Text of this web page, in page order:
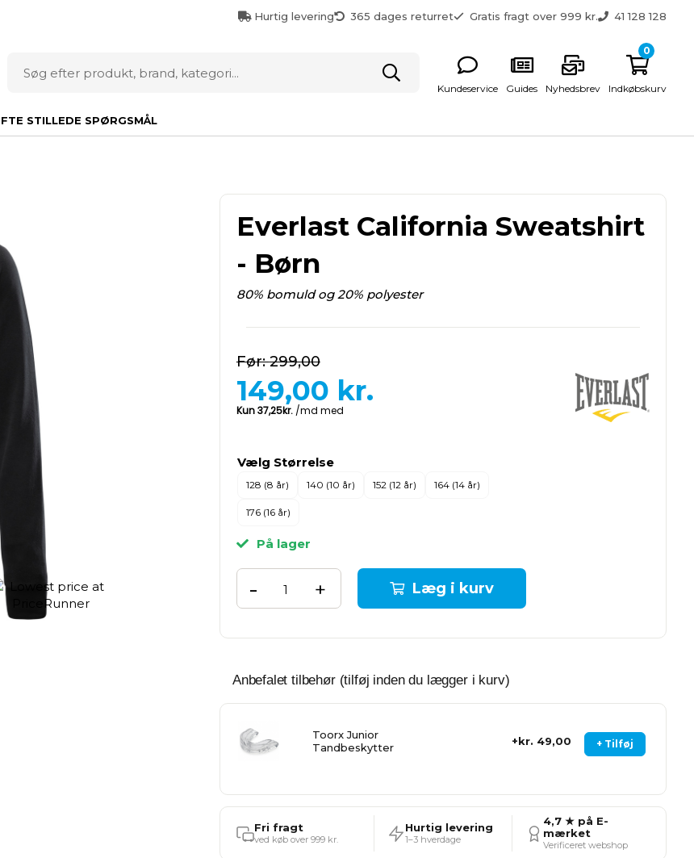
Hurtig levering 365 dages returret Gratis fragt over 999 kr. 41 128 128
Kundeservice Guides Nyhedsbrev Indkøbskurv
0
STILLEDE SPØRGSMÅL
Everlast California Sweatshirt
- Børn
80% bomuld og 20% polyester
299,00
149,00 kr.
Vælg Størrelse
128 (8 år) 140 (10 år) 152 (12 år) 164 (14 år)
176 (16 år)
På lager
+
- Læg i kurv
Anbefalet tilbehør (tilføj inden du lægger i kurv)
+ Tilføj
Toorx Junior
Tandbeskytter
kr. 49,00
Fri fragt
ved køb over 999 kr.
Hurtig levering
1–3 hverdage
4,7 ★ på E-
mærket
Verificeret webshop